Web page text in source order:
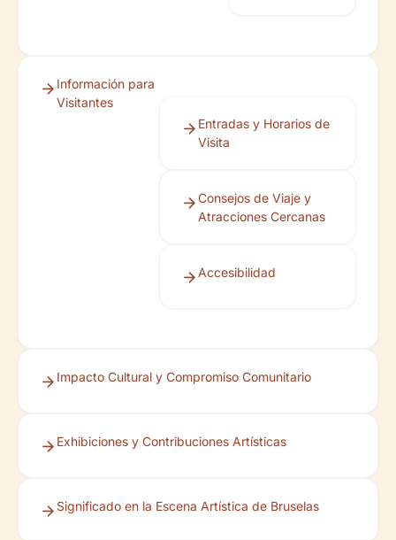
Información para
Visitantes
Entradas y Horarios de
Visita
Consejos de Viaje y
Atracciones Cercanas
Accesibilidad
Impacto Cultural y Compromiso Comunitario
Exhibiciones y Contribuciones Artísticas
Significado en la Escena Artística de Bruselas